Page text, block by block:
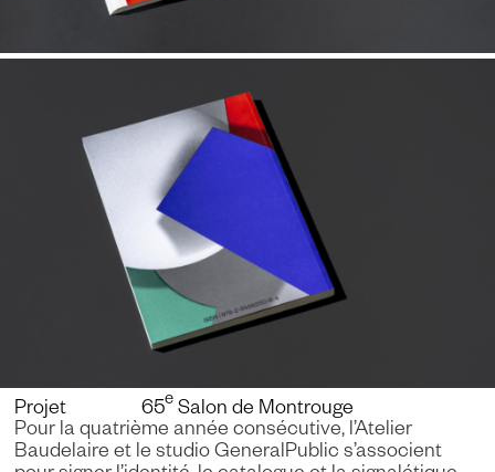
Projet 65e Salon de Montrouge
Pour la quatrième année consécutive, l’Atelier
Baudelaire et le studio GeneralPublic s’associent